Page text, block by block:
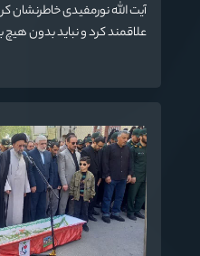
آیت الله نورمفیدی خاطرنشان
علاقمند کرد و نباید بدون